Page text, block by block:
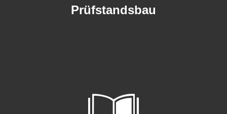
Prüfstandsbau